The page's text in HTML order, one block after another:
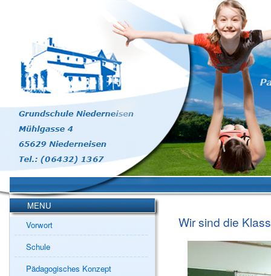
MENU
Vorwort
Schule
Pädagogisches Konzept
Wir sind die